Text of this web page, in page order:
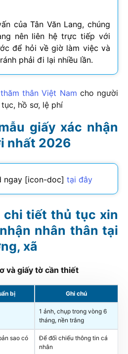
của Tân Văn Lang, chúng
nên liên hệ trực tiếp với
để hỏi về giờ làm việc và
phải đi lại nhiều lần.
thân Việt Nam cho người
tục, hồ sơ, lệ phí
giấy xác nhận
nhất 2026
ngay [icon-doc] tại đây
chi tiết thủ tục xin
nhân thân tại
xã
và giấy tờ cần thiết
bị Ghi chú
1 ảnh, chụp trong vòng 6
tháng, nền trắng
sao có
Để đối chiếu thông tin cá
nhân